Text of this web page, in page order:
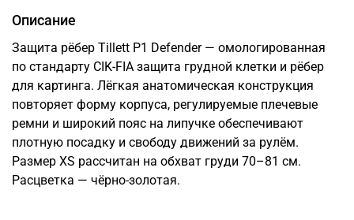
Описание
Защита рёбер Tillett P1 Defender — омологированная
по стандарту CIK-FIA защита грудной клетки и рёбер
для картинга. Лёгкая анатомическая конструкция
повторяет форму корпуса, регулируемые плечевые
ремни и широкий пояс на липучке обеспечивают
плотную посадку и свободу движений за рулём.
Размер XS рассчитан на обхват груди 70–81 см.
Расцветка — чёрно-золотая.